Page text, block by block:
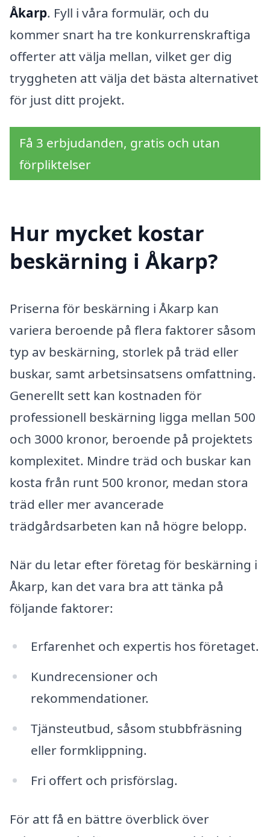
Åkarp. Fyll i våra formulär, och du
kommer snart ha tre konkurrenskraftiga
offerter att välja mellan, vilket ger dig
tryggheten att välja det bästa alternativet
för just ditt projekt.
Få 3 erbjudanden, gratis och utan
förpliktelser
Hur mycket kostar
beskärning i Åkarp?
Priserna för beskärning i Åkarp kan
variera beroende på flera faktorer såsom
typ av beskärning, storlek på träd eller
buskar, samt arbetsinsatsens omfattning.
Generellt sett kan kostnaden för
professionell beskärning ligga mellan 500
och 3000 kronor, beroende på projektets
komplexitet. Mindre träd och buskar kan
kosta från runt 500 kronor, medan stora
träd eller mer avancerade
trädgårdsarbeten kan nå högre belopp.
När du letar efter företag för beskärning i
Åkarp, kan det vara bra att tänka på
följande faktorer:
Erfarenhet och expertis hos företaget.
Kundrecensioner och
rekommendationer.
Tjänsteutbud, såsom stubbfräsning
eller formklippning.
Fri offert och prisförslag.
För att få en bättre överblick över